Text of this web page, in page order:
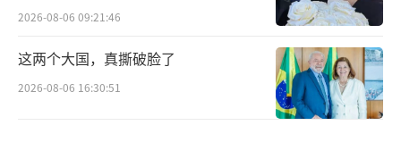
2026-08-06 09:21:46
这两个大国，真撕破脸了
2026-08-06 16:30:51